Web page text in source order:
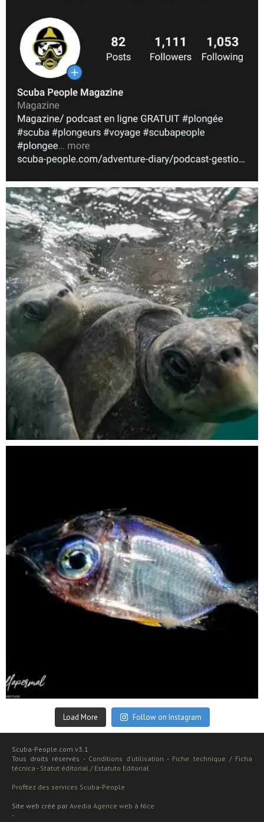
Nov 5
scuba_people_magazine
Sep 24
Load More Follow on Instagram
Scuba-People.com v3.1
Tous droits réservés - Conditions d'utilisation - Fiche technique / Ficha
técnica - Statut éditorial / Estatuto Editorial
Profitez des services Scuba-People
Site web créé par Avedia Agence web à Nice
-